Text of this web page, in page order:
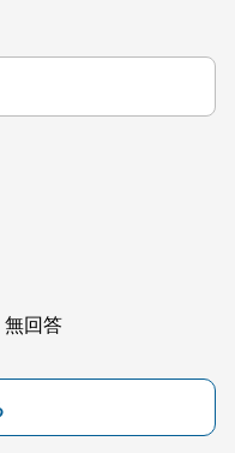
無回答